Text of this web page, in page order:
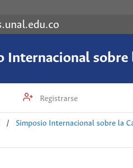
Internacional sobre
Registrarse
/ Simposio Internacional sobre la